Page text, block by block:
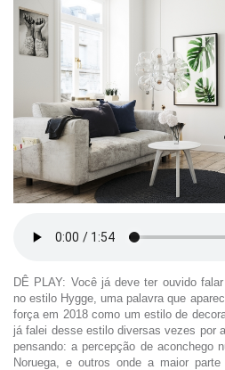
DÊ PLAY: Você já deve ter ouvido
no estilo Hygge, uma palavra que
força em 2018 como um estilo de
já falei desse estilo diversas vezes por
pensando: a percepção de aconchego
Noruega, e outros onde a maior